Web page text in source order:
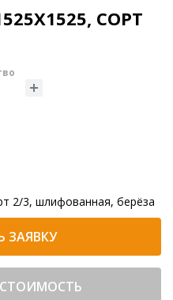
СОРТ
2/3, шлифованная, берёза
ЗАЯВКУ